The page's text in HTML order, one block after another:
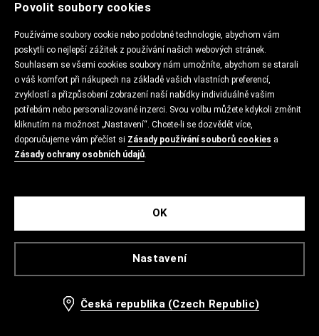
Povolit soubory cookies
Používáme soubory cookie nebo podobné technologie, abychom vám
poskytli co nejlepší zážitek z používání našich webových stránek.
Souhlasem se všemi cookies soubory nám umožníte, abychom se starali
o váš komfort při nákupech na základě vašich vlastních preferencí,
zvyklostí a přizpůsobení zobrazení naší nabídky individuálně vašim
potřebám nebo personalizované inzerci. Svou volbu můžete kdykoli změnit
kliknutím na možnost „Nastavení“. Chcete-li se dozvědět více,
doporučujeme vám přečíst si Zásady používání souborů cookies a
Zásady ochrany osobních údajů.
Nastavení
OK
Česká republika (Czech Republic)